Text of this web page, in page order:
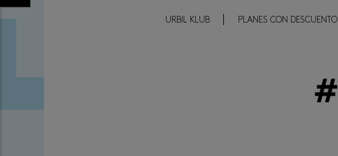
Menú Reducido Cabecera
URBIL KLUB PLANES CON DESCUENTO